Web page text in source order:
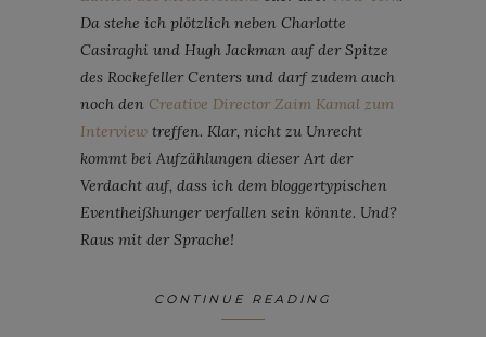
Da stehe ich plötzlich neben Charlotte
Casiraghi und Hugh Jackman auf der Spitze
des Rockefeller Centers und darf zudem auch
noch den Creative Director Zaim Kamal zum
Interview treffen. Klar, nicht zu Unrecht
kommt bei Aufzählungen dieser Art der
Verdacht auf, dass ich dem bloggertypischen
Eventheißhunger verfallen sein könnte. Und?
Raus mit der Sprache!
CONTINUE READING